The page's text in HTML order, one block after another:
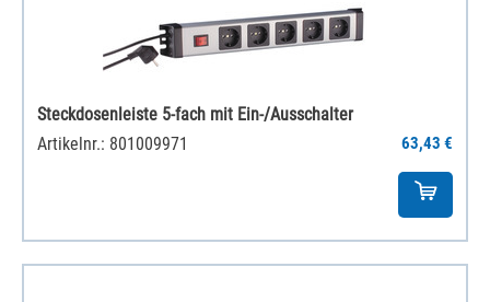
Steckdosenleiste 5-fach mit Ein-/Ausschalter
Artikelnr.: 801009971
63,43 €